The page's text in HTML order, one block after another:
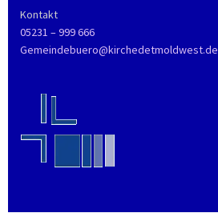
Kontakt
05231 – 999 666
Gemeindebuero@kirchedetmoldwest.de